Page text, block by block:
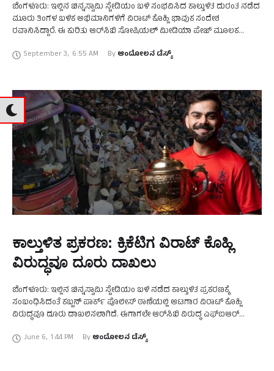
ಬೆಂಗಳೂರು: ಇಲ್ಲಿನ ಚಿನ್ನಸ್ವಾಮಿ ಸ್ಟೇಡಿಯಂ ಬಳಿ ಸಂಭವಿಸಿದ ಕಾಲ್ತುಳಿತ ದುರಂತ ನಡೆದ
ಮೂರು ತಿಂಗಳ ಬಳಿಕ ಅಭಿಮಾನಿಗಳಿಗೆ ವಿರಾಟ್‌ ಕೊಹ್ಲಿ ಭಾವುಕ ಸಂದೇಶ
ರವಾನಿಸಿದ್ದಾರೆ. ಈ ಕುರಿತು ಆರ್‌ಸಿಬಿ ಸೋಷಿಯಲ್‌ ಮೀಡಿಯಾ ಪೇಜ್‌ ಮೂಲಕ
September 3, 6:55 AM By ಆಂದೋಲನ ಡೆಸ್ಕ್
ಕಾಲ್ತುಳಿತ ಪ್ರಕರಣ: ಕ್ರಿಕೆಟಿಗ ವಿರಾಟ್‌ ಕೊಹ್ಲಿ
ವಿರುದ್ಧವೂ ದೂರು ದಾಖಲು
ಬೆಂಗಳೂರು: ಇಲ್ಲಿನ ಚಿನ್ನಸ್ವಾಮಿ ಸ್ಟೇಡಿಯಂ ಬಳಿ ನಡೆದ ಕಾಲ್ತುಳಿತ ಪ್ರಕರಣಕ್ಕೆ
ಸಂಬಂಧಿಸಿದಂತೆ ಕಬ್ಬನ್ ಪಾರ್ಕ್‌ ಪೊಲೀಸ್‌ ಠಾಣೆಯಲ್ಲಿ ಆಟಗಾರ ವಿರಾಟ್‌ ಕೊಹ್ಲಿ
ವಿರುದ್ಧವೂ ದೂರು ದಾಖಲಿಸಲಾಗಿದೆ. ಈಗಾಗಲೇ ಆರ್‌ಸಿಬಿ ವಿರುದ್ಧ ಎಫ್‌ಐಆರ್‌
June 6, 1:44 PM By ಆಂದೋಲನ ಡೆಸ್ಕ್